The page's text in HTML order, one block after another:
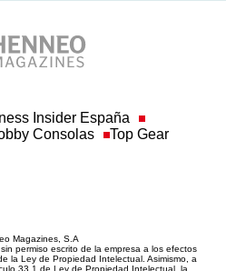
Insider España
Consolas Top Gear
Magazines, S.A
permiso escrito de la empresa a los efectos
la Ley de Propiedad Intelectual. Asimismo, a
33.1 de Ley de Propiedad Intelectual, la